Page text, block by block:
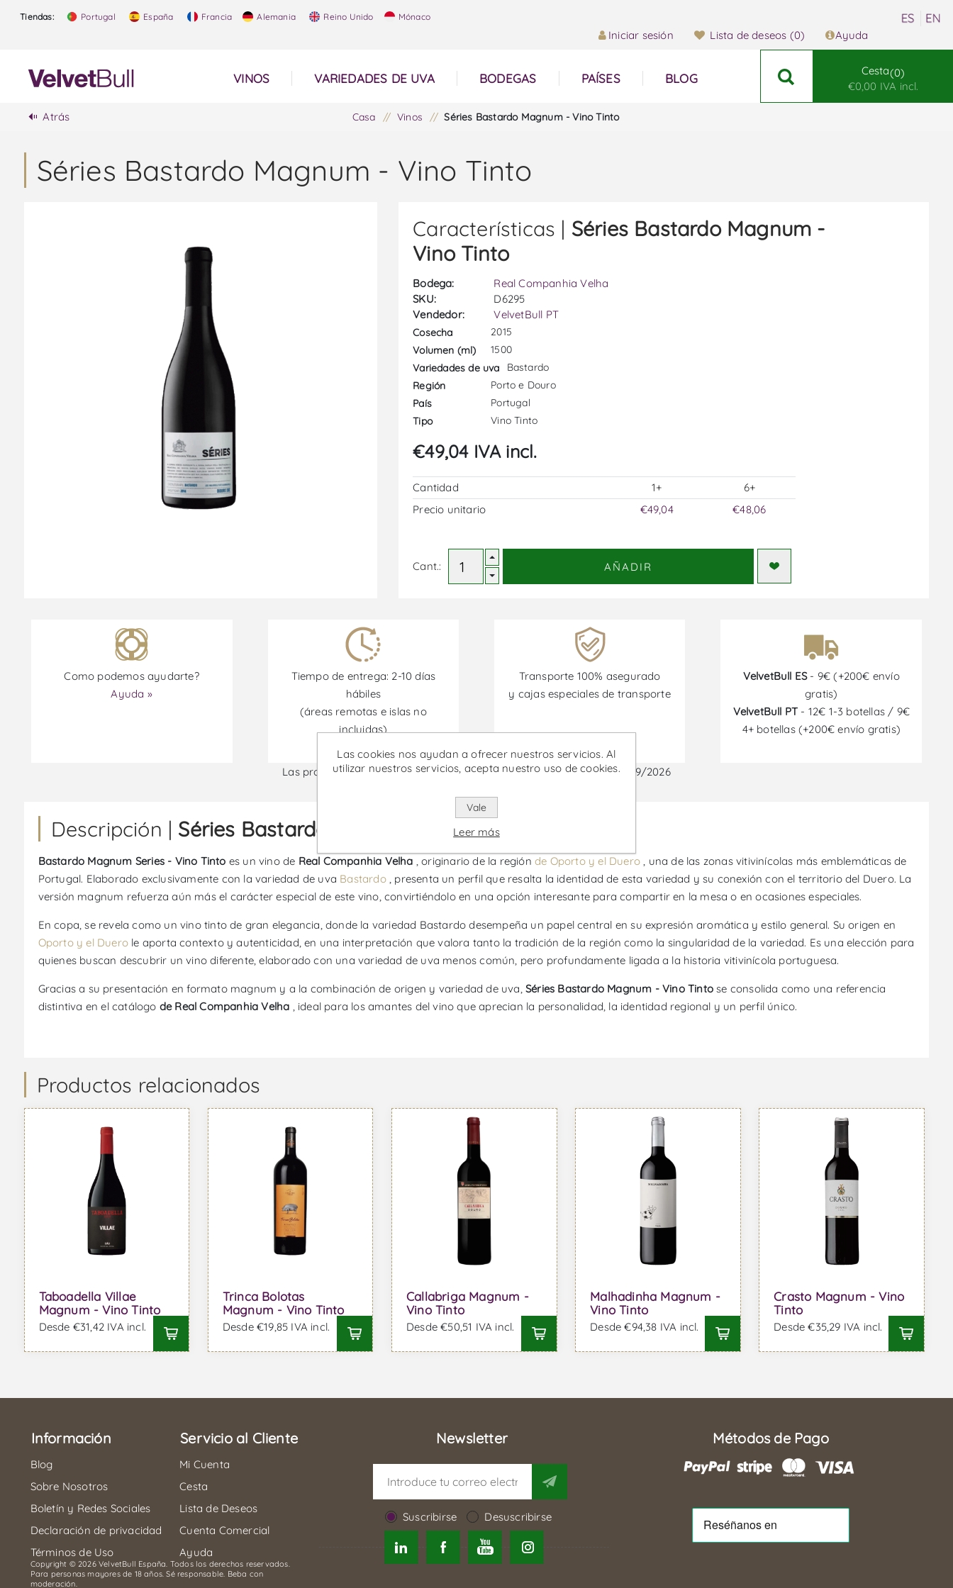
Tiendas: Portugal España Francia Alemania Reino Unido Mónaco
Iniciar sesión Lista de deseos (0) Ayuda
VINOS VARIEDADES DE UVA BODEGAS PAÍSES BLOG
Cesta 0
€0,00 IVA incl.
Atrás Casa / Vinos / Séries Bastardo Magnum - Vino Tinto
Séries Bastardo Magnum - Vino Tinto
Características | Séries Bastardo Magnum -
Vino Tinto
Bodega:
Real Companhia Velha
SKU:
D6295
Vendedor:
VelvetBull PT
Cosecha
2015
Volumen (ml)
1500
Variedades de uva
Bastardo
Región
Porto e Douro
País
Portugal
Tipo
Vino Tinto
€49,04 IVA incl.
Cantidad 1+
6+
Precio unitario
€49,04 €48,06
Cant.: AÑADIR
Como podemos ayudarte?
Ayuda »
Tiempo de entrega: 2-10 días
hábiles
(áreas remotas e islas no
incluidas)
Transporte 100% asegurado
y cajas especiales de transporte
VelvetBull ES- 9€ (+200€ envío
gratis)
VelvetBull PT - 12€ 1-3 botellas / 9€
4+ botellas (+200€ envío gratis)
Las promociones están disponibles desde el 30/06/2026 hasta el 30/09/2026
Descripción | Séries Bastardo Magnum - Vino Tinto
Bastardo Magnum Series - Vino Tinto es un vino de Real Companhia Velha , originario de la región de Oporto y el Duero , una de las zonas vitivinícolas más emblemáticas de
Portugal. Elaborado exclusivamente con la variedad de uva Bastardo, presenta un perfil que resalta la identidad de esta variedad y su conexión con el territorio del Duero. La
versión magnum refuerza aún más el carácter especial de este vino, convirtiéndolo en una opción interesante para compartir en la mesa o en ocasiones especiales.
En copa, se revela como un vino tinto de gran elegancia, donde la variedad Bastardo desempeña un papel central en su expresión aromática y estilo general. Su origen en
Oporto y el Duero le aporta contexto y autenticidad, en una interpretación que valora tanto la tradición de la región como la singularidad de la variedad. Es una elección para
quienes buscan descubrir un vino diferente, elaborado con una variedad de uva menos común, pero profundamente ligada a la historia vitivinícola portuguesa.
Gracias a su presentación en formato magnum y a la combinación de origen y variedad de uva, Séries Bastardo Magnum - Vino Tinto se consolida como una referencia
distintiva en el catálogo de Real Companhia Velha , ideal para los amantes del vino que aprecian la personalidad, la identidad regional y un perfil único.
Productos relacionados
Taboadella Villae
Magnum - Vino Tinto
Desde €31,42 IVA incl.
Trinca Bolotas
Magnum - Vino Tinto
Desde €19,85 IVA incl.
Callabriga Magnum -
Vino Tinto
Desde €50,51 IVA incl.
Malhadinha Magnum -
Vino Tinto
Desde €94,38 IVA incl.
Crasto Magnum - Vino
Tinto
Desde €35,29 IVA incl.
Información
Blog
Sobre Nosotros
Boletín y Redes Sociales
Declaración de privacidad
Términos de Uso
Servicio al Cliente
Mi Cuenta
Cesta
Lista de Deseos
Cuenta Comercial
Ayuda
Newsletter
Suscribirse Desuscribirse
Métodos de Pago
Copyright © 2026 VelvetBull España. Todos los derechos reservados.
Para personas mayores de 18 años. Sé responsable. Beba con
moderación.
Las cookies nos ayudan a ofrecer nuestros servicios. Al
utilizar nuestros servicios, acepta nuestro uso de cookies.
Vale
Leer más